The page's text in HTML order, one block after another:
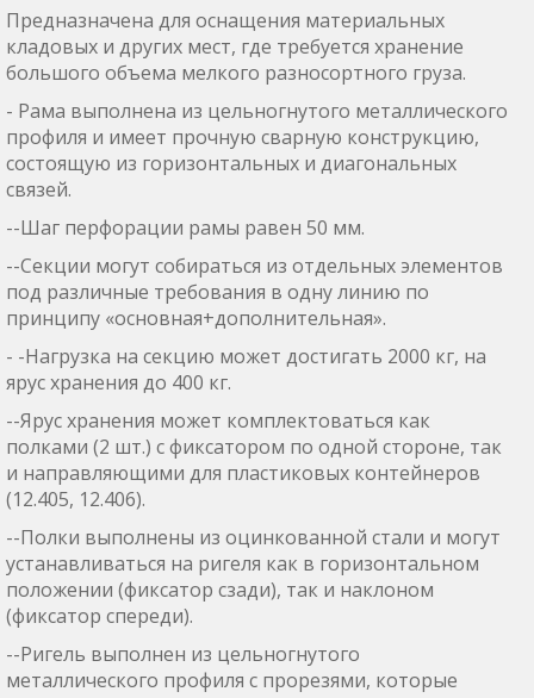
Предназначена для оснащения материальных
кладовых и других мест, где требуется хранение
большого объема мелкого разносортного груза.
- Рама выполнена из цельногнутого металлического
профиля и имеет прочную сварную конструкцию,
состоящую из горизонтальных и диагональных
связей.
--Шаг перфорации рамы равен 50 мм.
--Секции могут собираться из отдельных элементов
под различные требования в одну линию по
принципу «основная+дополнительная».
- -Нагрузка на секцию может достигать 2000 кг, на
ярус хранения до 400 кг.
--Ярус хранения может комплектоваться как
полками (2 шт.) с фиксатором по одной стороне, так
и направляющими для пластиковых контейнеров
(12.405, 12.406).
--Полки выполнены из оцинкованной стали и могут
устанавливаться на ригеля как в горизонтальном
положении (фиксатор сзади), так и наклоном
(фиксатор спереди).
--Ригель выполнен из цельногнутого
металлического профиля с прорезями, которые